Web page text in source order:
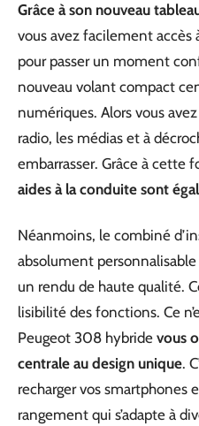
Grâce à son nouveau
vous avez facilement
pour passer un moment
nouveau volant compact
numériques. Alors vous
radio, les médias et à
embarrasser. Grâce à cette
aides à la conduite sont
Néanmoins, le combiné
absolument
un rendu de haute qualité.
lisibilité des fonctions. Ce
Peugeot 308 hybride vous
centrale au design unique.
recharger vos smartphones
rangement qui s’adapte à